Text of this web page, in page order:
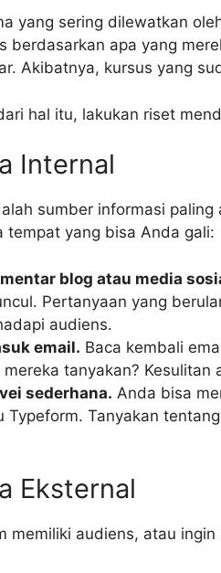
yang sering dilewatkan
berdasarkan apa yang
Akibatnya, kursus yang
hal itu, lakukan riset
Internal
sumber informasi
tempat yang bisa Anda gali:
blog atau media
Pertanyaan yang
audiens.
email. Baca kembali
mereka tanyakan? Kesulitan
sederhana. Anda bisa
Typeform. Tanyakan
Eksternal
memiliki audiens, atau